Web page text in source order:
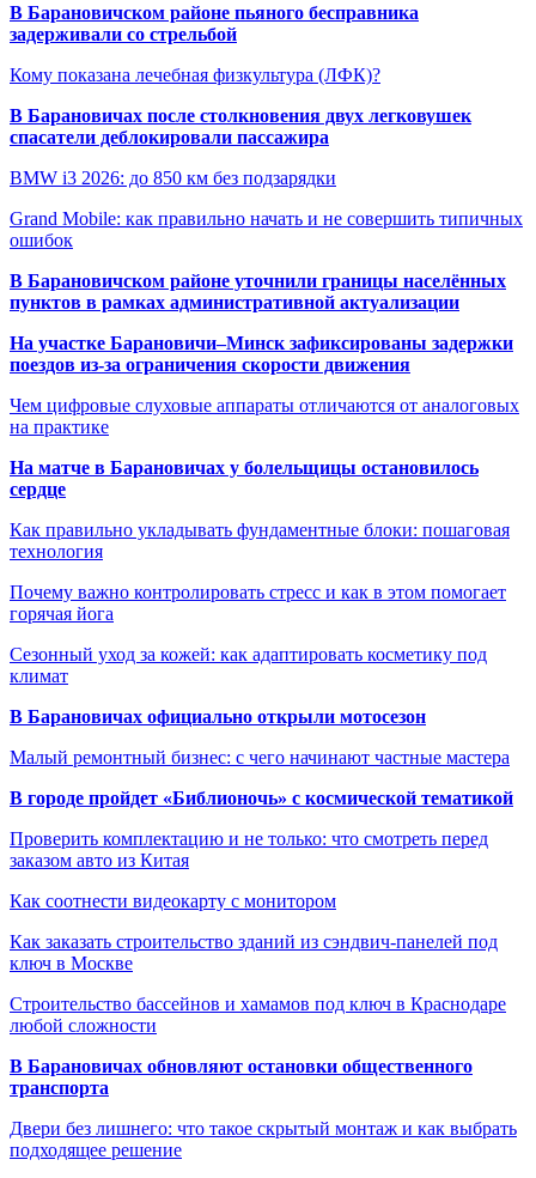
В Барановичском районе пьяного бесправника
задерживали со стрельбой
Кому показана лечебная физкультура (ЛФК)?
В Барановичах после столкновения двух легковушек
спасатели деблокировали пассажира
BMW i3 2026: до 850 км без подзарядки
Grand Mobile: как правильно начать и не совершить типичных
ошибок
В Барановичском районе уточнили границы населённых
пунктов в рамках административной актуализации
На участке Барановичи–Минск зафиксированы задержки
поездов из-за ограничения скорости движения
Чем цифровые слуховые аппараты отличаются от аналоговых
на практике
На матче в Барановичах у болельщицы остановилось
сердце
Как правильно укладывать фундаментные блоки: пошаговая
технология
Почему важно контролировать стресс и как в этом помогает
горячая йога
Сезонный уход за кожей: как адаптировать косметику под
климат
В Барановичах официально открыли мотосезон
Малый ремонтный бизнес: с чего начинают частные мастера
В городе пройдет «Библионочь» с космической тематикой
Проверить комплектацию и не только: что смотреть перед
заказом авто из Китая
Как соотнести видеокарту с монитором
Как заказать строительство зданий из сэндвич-панелей под
ключ в Москве
Строительство бассейнов и хамамов под ключ в Краснодаре
любой сложности
В Барановичах обновляют остановки общественного
транспорта
Двери без лишнего: что такое скрытый монтаж и как выбрать
подходящее решение